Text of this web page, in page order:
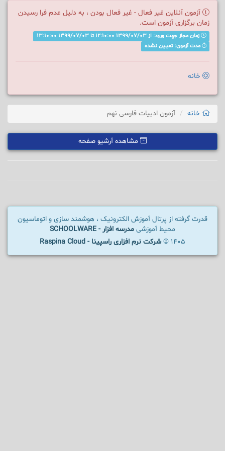
آزمون آنلاین غیر فعال - غیر فعال بودن ، به دلیل عدم فرا رسیدن
زمان برگزاری آزمون است.
زمان مجاز جهت ورود: از 1399/07/03 12:10:00 تا 1399/07/03 13:10:00
مدت آزمون: تعیین نشده
خانه
خانه آزمون ادبیات فارسی نهم
مشاهده آرشیو صفحه
قدرت گرفته از پرتال آموزش الکترونیک ، هوشمند سازی و اتوماسیون
محیط آموزشی مدرسه افزار - SCHOOLWARE
1405 ©
شرکت نرم افزاری راسپینا - Raspina Cloud